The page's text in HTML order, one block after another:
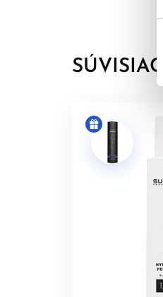
receptúram
Pomer miešania -
-
Uzamknutie a